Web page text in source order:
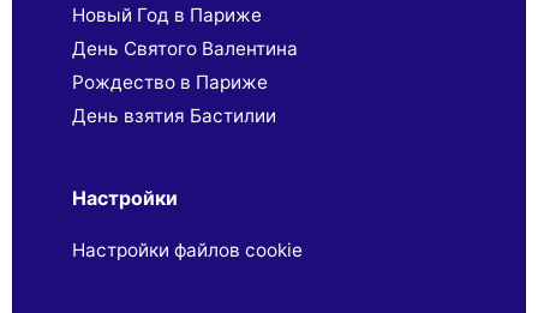
Новый Год в Париже
День Святого Валентина
Рождество в Париже
День взятия Бастилии
Настройки
Настройки файлов cookie